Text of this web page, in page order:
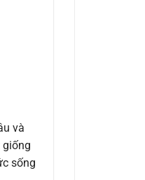
và
sống